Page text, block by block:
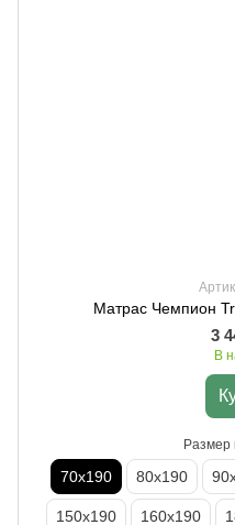
Матрас Чемпион
3
В
Размер
70х190 80х190
150х190 160х190